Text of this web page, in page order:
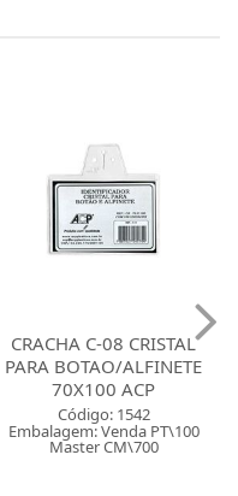
PRENDEDOR RETRAIL
CORES SORTIDAS
Código: 160771
Embalagem: Venda PT\6
Master PT\6